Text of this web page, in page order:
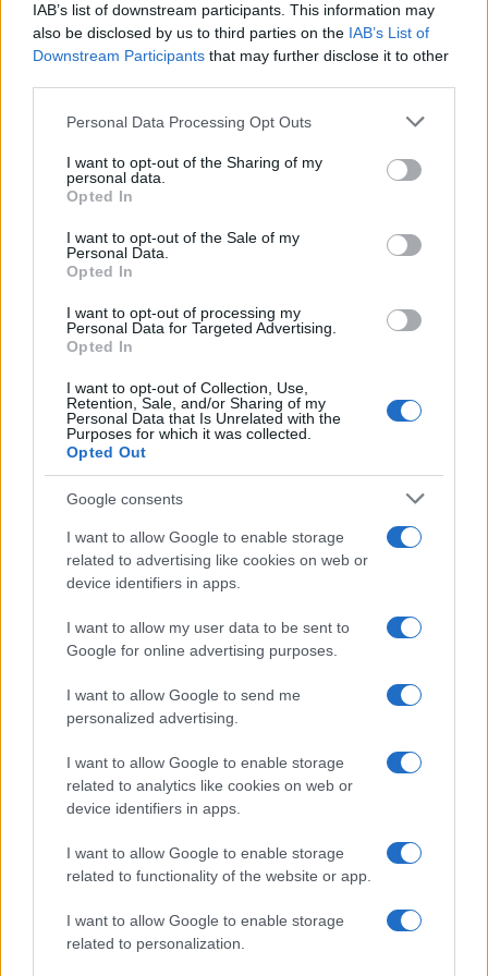
IAB’s list of downstream participants. This information may
also be disclosed by us to third parties on the IAB’s List of
Downstream Participants that may further disclose it to other
Please note that this website/app uses one or more Google
not limited to your visit or usage behaviour. You may click to
grant or deny consent to Google and its third-party tags to
use your data for below specified purposes in below Google
consent section.
Personal Data Processing Opt Outs
I want to opt-out of the Sharing of my
personal data.
Opted In
I want to opt-out of the Sale of my
Personal Data.
Opted In
I want to opt-out of processing my
Personal Data for Targeted Advertising.
Opted In
I want to opt-out of Collection, Use,
Retention, Sale, and/or Sharing of my
Personal Data that Is Unrelated with the
Purposes for which it was collected.
Opted Out
Google consents
I want to allow Google to enable storage
related to advertising like cookies on web or
device identifiers in apps.
I want to allow my user data to be sent to
Google for online advertising purposes.
I want to allow Google to send me
personalized advertising.
I want to allow Google to enable storage
related to analytics like cookies on web or
device identifiers in apps.
I want to allow Google to enable storage
related to functionality of the website or app.
I want to allow Google to enable storage
related to personalization.
Kategorije: Novice
Ključne besede: delovna sila
upokojenci
vlada
Več iz kategorije Novice
Plohe in nevihte bodo do
večera zajele večji del države
V Črni na Koroškem se začenja
teden s kar 70 dogodki
Festivalu SHOTS prestavljen na
Slovenj Gradec: Filmske
premiere, napete zgodbe in
počitniški kino
Obvestila
Anton na Pohorju
pred 21 urami
Izklop elektrike: 425. Nadzorništvo Vuzenica - Območje
pred 21 urami
Izklop elektrike: 429. Nadzorništvo Ravne - Območje Prevalje
pred 21 urami
Izklop elektrike: 424. Nadzorništvo Vuzenica - Območje Orlice